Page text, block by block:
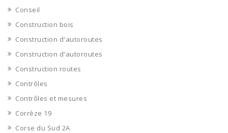
Conseil
Construction bois
Construction d'autoroutes
Construction d'autoroutes
Construction routes
Contrôles
Contrôles et mesures
Corrèze 19
Corse du Sud 2A